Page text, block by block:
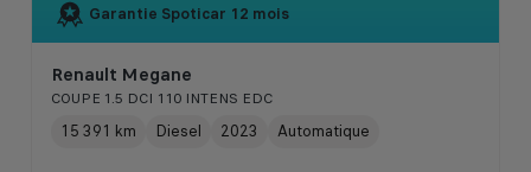
Garantie Spoticar 12 mois
Renault Megane
COUPE 1.5 DCI 110 INTENS EDC
15 391 km Diesel 2023 Automatique